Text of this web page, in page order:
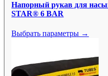
Напорный рукав для
STAR® 6 BAR
Выбрать параметры →